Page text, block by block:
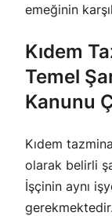
emeğinin
Kıdem
Temel
Kanunu
Kıdem
olarak belirli
İşçinin aynı